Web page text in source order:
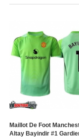
Maillot De Foot
Altay Bayindir #1